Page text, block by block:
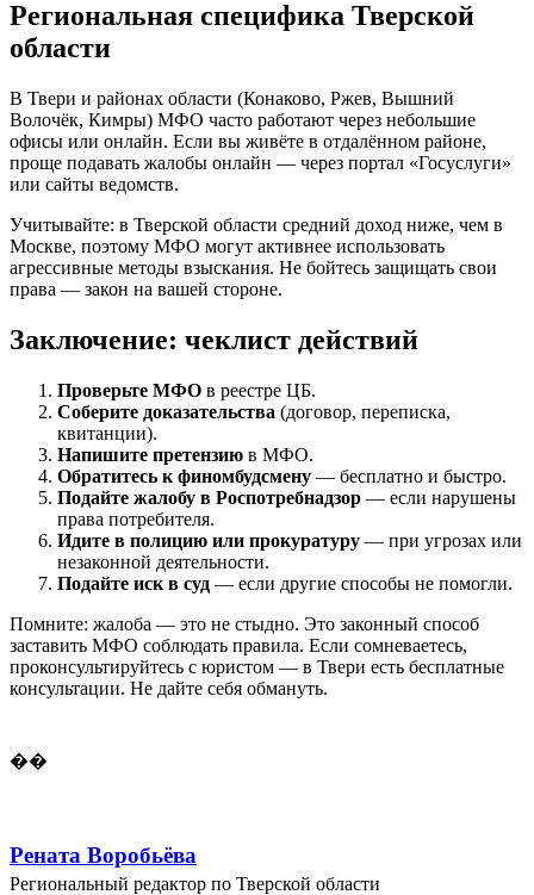
Региональная специфика Тверской
области
В Твери и районах области (Конаково, Ржев, Вышний
Волочёк, Кимры) МФО часто работают через небольшие
офисы или онлайн. Если вы живёте в отдалённом районе,
проще подавать жалобы онлайн — через портал «Госуслуги»
или сайты ведомств.
Учитывайте: в Тверской области средний доход ниже, чем в
Москве, поэтому МФО могут активнее использовать
агрессивные методы взыскания. Не бойтесь защищать свои
права — закон на вашей стороне.
Заключение: чеклист действий
Проверьте МФО в реестре ЦБ.
Соберите доказательства (договор, переписка,
квитанции).
Напишите претензию в МФО.
Обратитесь к финомбудсмену — бесплатно и быстро.
Подайте жалобу в Роспотребнадзор — если нарушены
права потребителя.
Идите в полицию или прокуратуру — при угрозах или
незаконной деятельности.
Подайте иск в суд — если другие способы не помогли.
Помните: жалоба — это не стыдно. Это законный способ
заставить МФО соблюдать правила. Если сомневаетесь,
проконсультируйтесь с юристом — в Твери есть бесплатные
консультации. Не дайте себя обмануть.
��
Рената Воробьёва
Региональный редактор по Тверской области